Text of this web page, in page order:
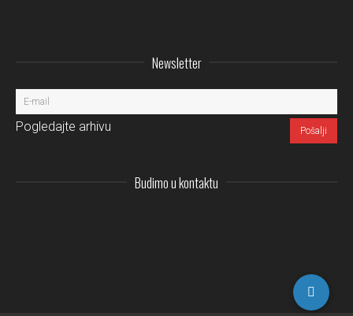
Newsletter
Pogledajte arhivu
Budimo u kontaktu